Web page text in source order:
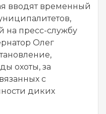
вводят временный
на пресс-службу
Олег
охоты, за
с
диких